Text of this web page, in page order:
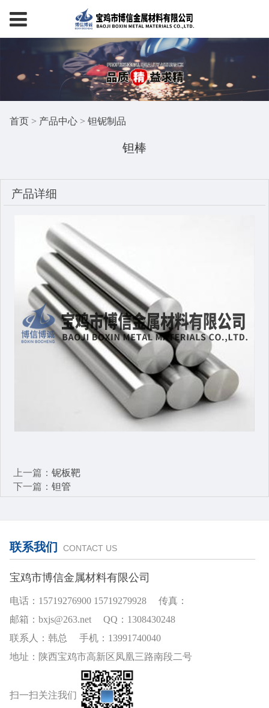
首页> 产品中心> 钽铌制品
钽棒
产品详细
上一篇： 铌板靶
下一篇： 钽管
联系我们 CONTACT US
宝鸡市博信金属材料有限公司
电话：15719276900 15719279928 传真：
邮箱：bxjs@263.net QQ：1308430248
联系人：韩总 手机：13991740040
地址：陕西宝鸡市高新区凤凰三路南段二号
扫一扫关注我们